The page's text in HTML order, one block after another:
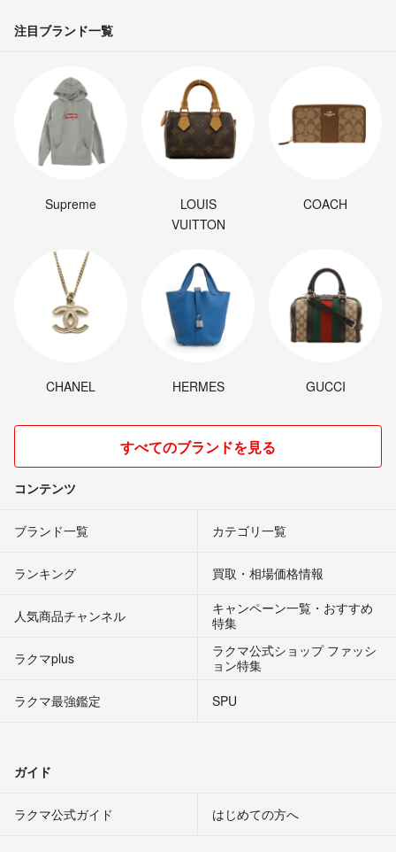
注目ブランド一覧
Supreme
LOUIS
VUITTON
COACH
CHANEL HERMES GUCCI
すべてのブランドを見る
コンテンツ
ブランド一覧 カテゴリ一覧
ランキング 買取・相場価格情報
人気商品チャンネル
キャンペーン一覧・おすすめ
特集
ラクマplus
ラクマ公式ショップ ファッシ
ョン特集
ラクマ最強鑑定
SPU
ガイド
ラクマ公式ガイド はじめての方へ